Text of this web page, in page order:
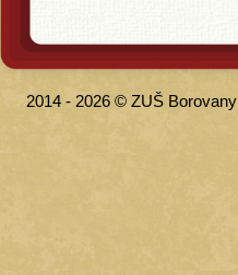
2014 - 2026 © ZUŠ Borovany